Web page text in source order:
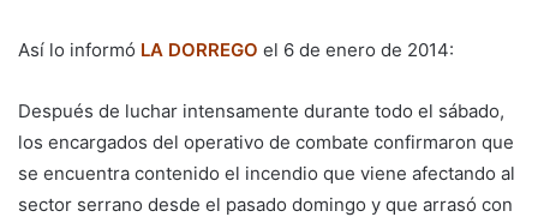
Así lo informó LA DORREGO el 6 de enero de 2014:
Después de luchar intensamente durante todo el sábado,
los encargados del operativo de combate confirmaron que
se encuentra contenido el incendio que viene afectando al
sector serrano desde el pasado domingo y que arrasó con